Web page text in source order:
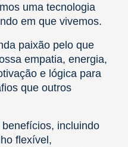
uma tecnologia
em que vivemos.
paixão pelo que
empatia, energia,
e lógica para
que outros
incluindo
flexível,